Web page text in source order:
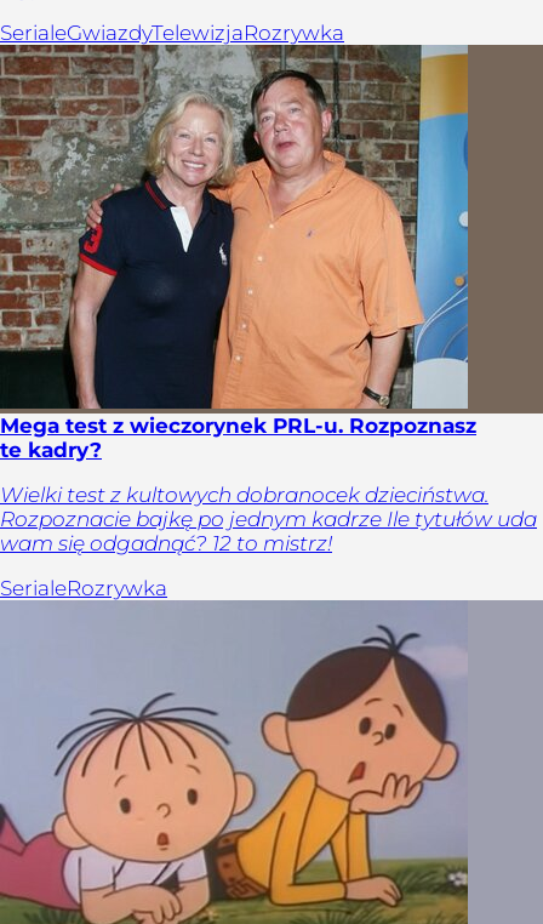
SerialeGwiazdyTelewizjaRozrywka
Mega test z wieczorynek PRL-u. Rozpoznasz
te kadry?
Wielki test z kultowych dobranocek dzieciństwa.
Rozpoznacie bajkę po jednym kadrze Ile tytułów uda
wam się odgadnąć? 12 to mistrz!
SerialeRozrywka